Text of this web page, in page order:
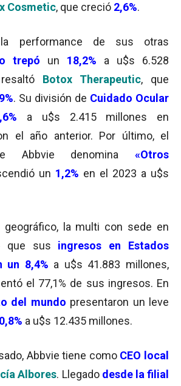
Cosmetic, que creció 2,6%.
performance de sus otras
trepó un 18,2% a u$s 6.528
Botox Therapeutic, que
. Su división de Cuidado Ocular
a u$s 2.415 millones en
el año anterior. Por último, el
Abbvie denomina «Otros
un 1,2% en el 2023 a u$s
geográfico, la multi con sede en
que sus ingresos en Estados
un 8,4% a u$s 41.883 millones,
el 77,1% de sus ingresos. En
del mundo presentaron un leve
0,8% a u$s 12.435 millones.
Abbvie tiene como CEO local
Albores. Llegado desde la filial